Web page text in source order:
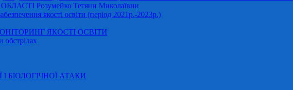
Розумейко Тетяни Миколаївни
якості освіти (період 2021р.-2023р.)
ЯКОСТІ ОСВІТИ
обстрілах
БІОЛОГІЧНОЇ АТАКИ